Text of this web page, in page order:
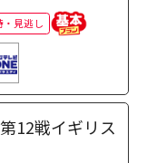
・見逃し
12戦イギリス